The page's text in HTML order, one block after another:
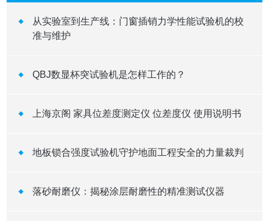
从实验室到生产线：门窗插销力学性能试验机的校
准与维护
QBJ数显杯突试验机是怎样工作的？
上海京阁 家具位差度测定仪 位差度仪 使用说明书
地板锁合强度试验机守护地面工程安全的力量裁判
落砂耐磨仪：揭秘涂层耐磨性的精准测试仪器